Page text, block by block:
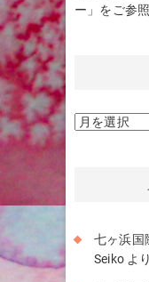
ー」をご参
ア
七ヶ浜国
Seiko より